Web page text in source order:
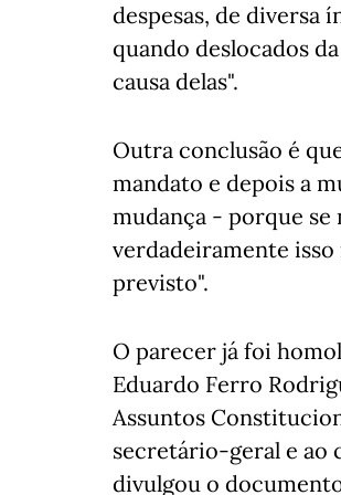
despesas, de diversa
quando deslocados
causa delas".
Outra conclusão é
mandato e depois a
mudança - porque se
verdadeiramente
previsto".
O parecer já foi
Eduardo Ferro
Assuntos
secretário-geral e ao
divulgou o